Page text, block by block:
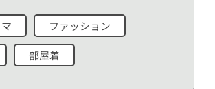
ファッション
部屋着